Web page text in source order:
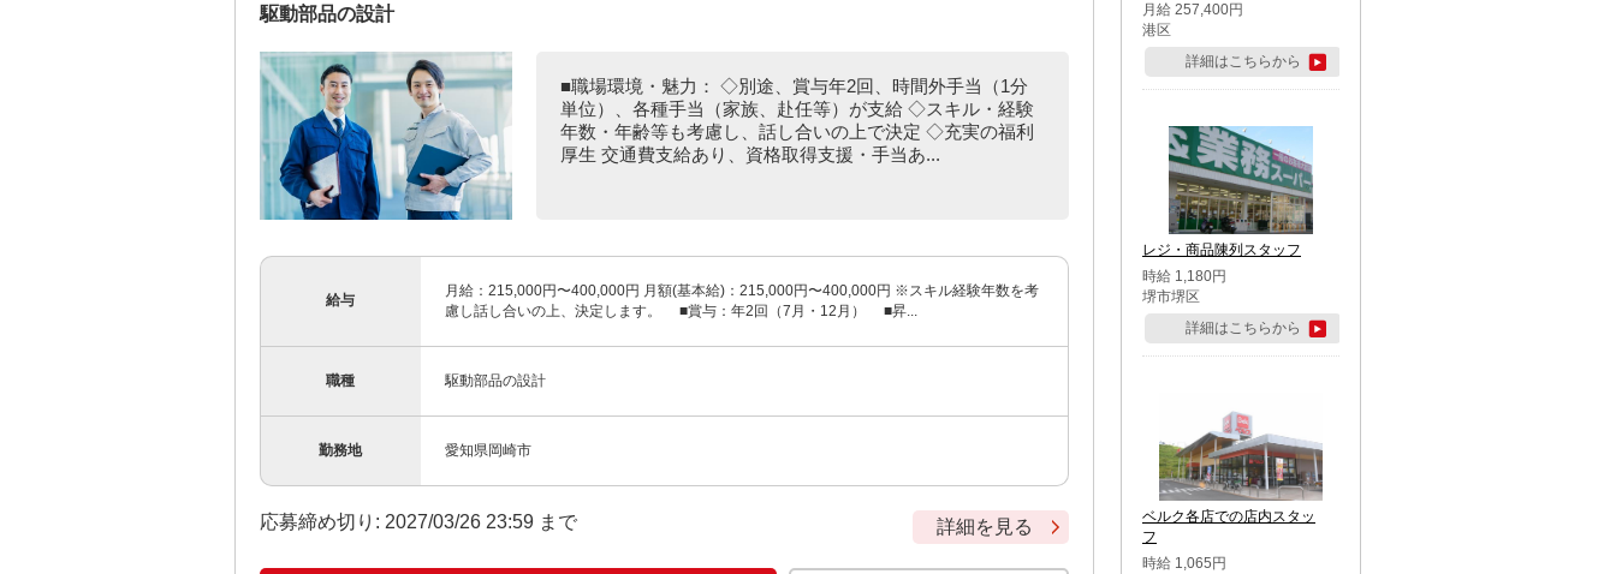
駆動部品の設計
■職場環境・魅力： ◇別途、賞与年2回、時間外手当（1分
単位）、各種手当（家族、赴任等）が支給 ◇スキル・経験
年数・年齢等も考慮し、話し合いの上で決定 ◇充実の福利
厚生 交通費支給あり、資格取得支援・手当あ...
給与
月給：215,000円〜400,000円 月額(基本給)：215,000円〜400,000円 ※スキル経験年数を考
慮し話し合いの上、決定します。 ■賞与：年2回（7月・12月） ■昇...
職種 駆動部品の設計
勤務地 愛知県岡崎市
応募締め切り: 2027/03/26 23:59 まで 詳細を見る
月給 257,400円
港区
詳細はこちらから
レジ・商品陳列スタッフ
時給 1,180円
堺市堺区
詳細はこちらから
ベルク各店での店内スタッ
フ
時給 1,065円